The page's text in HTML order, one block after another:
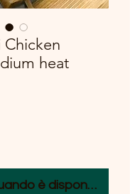
Chicken
heat
è disponibile